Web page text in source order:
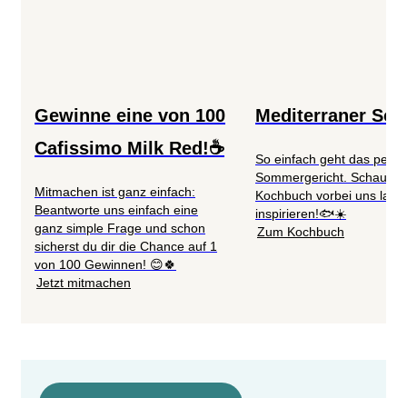
Gewinne eine von 100
Cafissimo Milk Red!☕
Mitmachen ist ganz einfach:
Beantworte uns einfach eine
ganz simple Frage und schon
sicherst du dir die Chance auf 1
von 100 Gewinnen! 😊🍀
Jetzt mitmachen
Mediterraner
So einfach geht das
Sommergericht. Schau im
Kochbuch vorbei uns lass
inspirieren!🐟☀️
Zum Kochbuch